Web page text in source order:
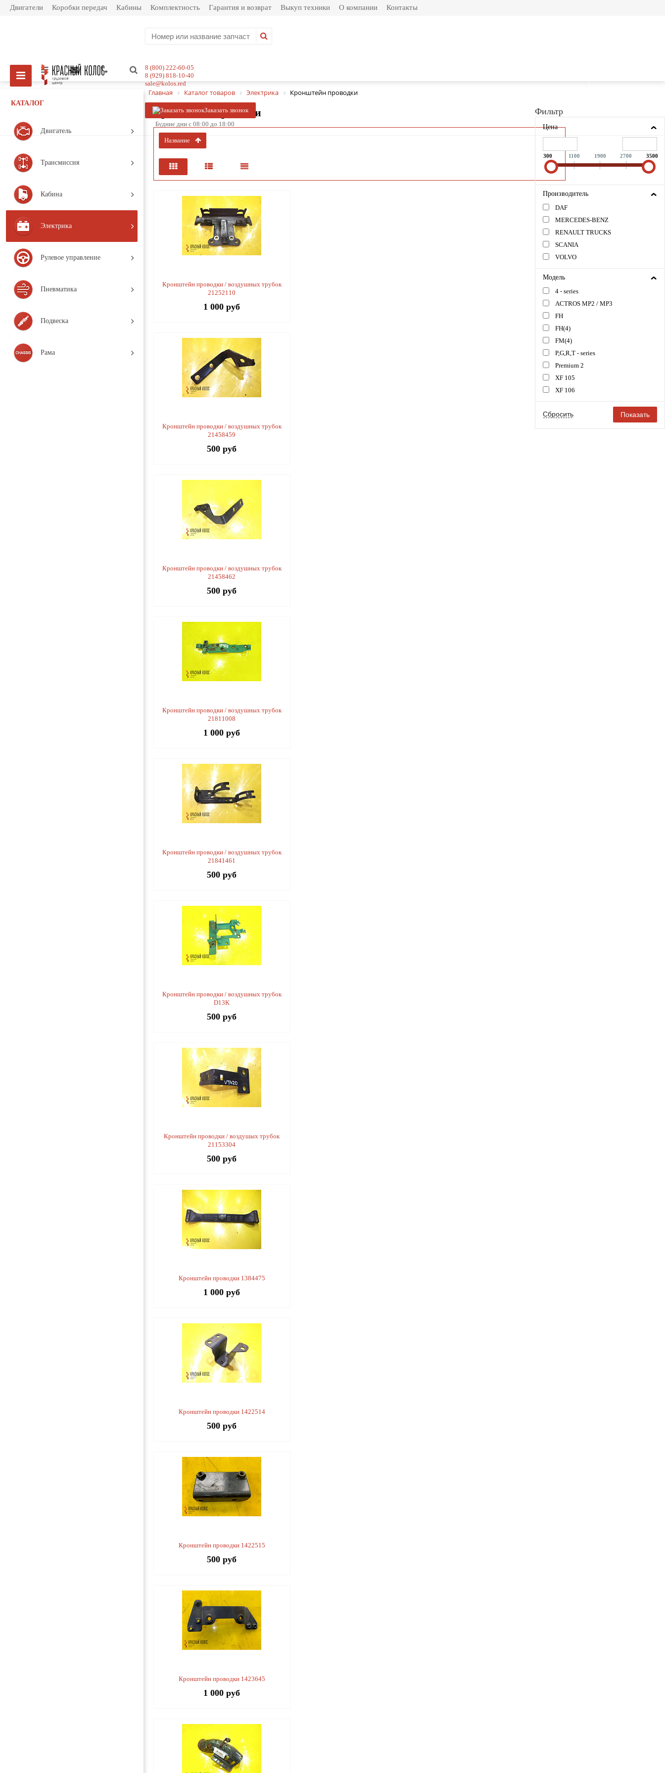
Двигатели Коробки передач Кабины Комплектность Гарантия и возврат Выкуп техники О компании Контакты
8 (800) 222-60-05
8 (929) 818-10-40
sale@kolos.red
Заказать звонок
Будние дни с 08:00 до 18:00
КАТАЛОГ
Двигатель
Трансмиссия
Кабина
Электрика
Рулевое управление
Пневматика
Подвеска
Рама
Главная Каталог товаров Электрика Кронштейн проводки
Фильтр
Цена
300 1100 1900 2700 3500
Производитель
DAF
MERCEDES-BENZ
RENAULT TRUCKS
SCANIA
VOLVO
Модель
4 - series
ACTROS MP2 / MP3
FH
FH(4)
FM(4)
P,G,R,T - series
Premium 2
XF 105
XF 106
Кронштейн проводки
название
Кронштейн проводки / воздушных трубок
21252110
1 000 руб
Кронштейн проводки / воздушных трубок
21458459
500 руб
Кронштейн проводки / воздушных трубок
21458462
500 руб
Кронштейн проводки / воздушных трубок
21811008
1 000 руб
Кронштейн проводки / воздушных трубок
21841461
500 руб
Кронштейн проводки / воздушных трубок
D13K
500 руб
Кронштейн проводки / воздушых трубок
21153304
500 руб
Кронштейн проводки 1384475
1 000 руб
Кронштейн проводки 1422514
500 руб
Кронштейн проводки 1422515
500 руб
Кронштейн проводки 1423645
1 000 руб